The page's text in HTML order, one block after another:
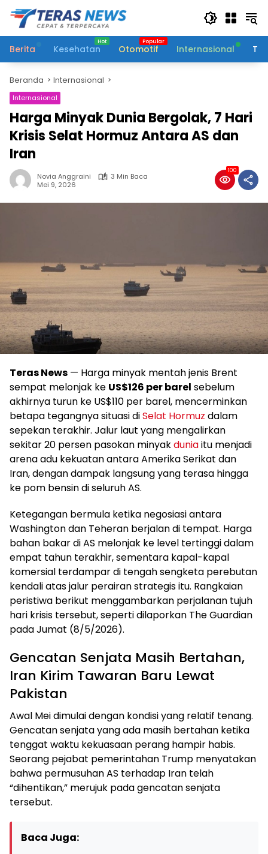
Langsung
konten
Berita
Kesehatan Otomotif Internasional
Beranda Internasional
Internasional
Harga Minyak Dunia Bergolak, 7 Hari
Krisis Selat Hormuz Antara AS dan
Iran
Novia Anggraini
3 Min Baca
Mei 9, 2026
100
Teras News — Harga minyak mentah jenis Brent
sempat melonjak ke US$126 per barel sebelum
akhirnya turun ke US$110 per barel, mencerminkan
betapa tegangnya situasi diSelat Hormuz dalam
sepekan terakhir. Jalur laut yang mengalirkan
sekitar 20 persen pasokan minyakduniaitu menjadi
arena adu kekuatan antara Amerika Serikat dan
Iran, dengan dampak langsung yang terasa hingga
ke pom bensin di seluruh AS.
Ketegangan bermula ketika negosiasi antara
Washington dan Teheran berjalan di tempat. Harga
bahan bakar di AS melonjak ke level tertinggi dalam
empat tahun terakhir, sementara kapal-kapal
komersial terdampar di tengah sengketa perebutan
kendali atas jalur perairan strategis itu. Rangkaian
peristiwa berikut menggambarkan perjalanan tujuh
hari krisis tersebut, seperti dilaporkan The Guardian
pada Jumat (8/5/2026).
Gencatan Senjata Masih Bertahan,
Iran Kirim Tawaran Baru Lewat
Pakistan
Awal Mei dimulai dengan kondisi yang relatif tenang.
Gencatan senjata yang ada masih bertahan ketika
tenggat waktu kekuasaan perang hampir habis.
Seorang pejabat pemerintahan Trump menyatakan
bahwa permusuhan AS terhadap Iran telah
“dihentikan,” merujuk pada gencatan senjata
tersebut.
Baca Juga: